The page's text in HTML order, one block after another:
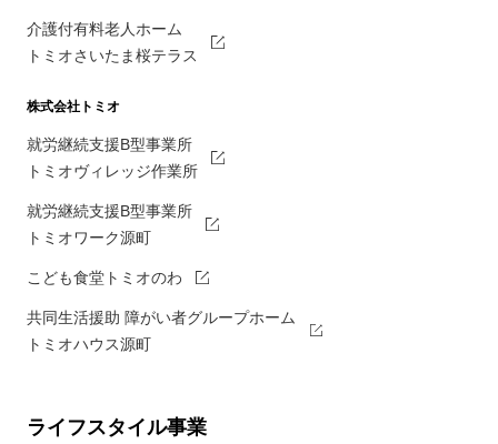
介護付有料老人ホーム
トミオさいたま桜テラス
株式会社トミオ
就労継続支援B型事業所
トミオヴィレッジ作業所
就労継続支援B型事業所
トミオワーク源町
こども食堂トミオのわ
共同生活援助 障がい者グループホーム
トミオハウス源町
ライフスタイル事業